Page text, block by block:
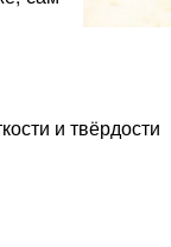
и твёрдости